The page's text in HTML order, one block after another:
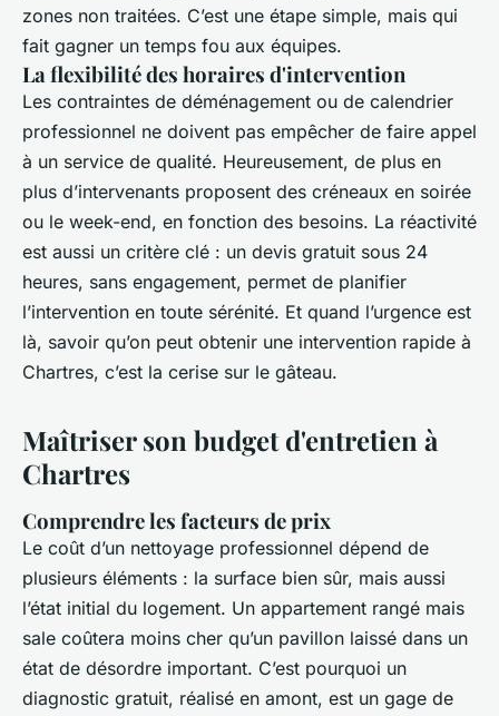
zones non traitées. C’est une étape simple, mais qui
fait gagner un temps fou aux équipes.
La flexibilité des horaires d'intervention
Les contraintes de déménagement ou de calendrier
professionnel ne doivent pas empêcher de faire appel
à un service de qualité. Heureusement, de plus en
plus d’intervenants proposent des créneaux en soirée
ou le week-end, en fonction des besoins. La réactivité
est aussi un critère clé : un devis gratuit sous 24
heures, sans engagement, permet de planifier
l’intervention en toute sérénité. Et quand l’urgence est
là, savoir qu’on peut obtenir une intervention rapide à
Chartres, c’est la cerise sur le gâteau.
Maîtriser son budget d'entretien à
Chartres
Comprendre les facteurs de prix
Le coût d’un nettoyage professionnel dépend de
plusieurs éléments : la surface bien sûr, mais aussi
l’état initial du logement. Un appartement rangé mais
sale coûtera moins cher qu’un pavillon laissé dans un
état de désordre important. C’est pourquoi un
diagnostic gratuit, réalisé en amont, est un gage de